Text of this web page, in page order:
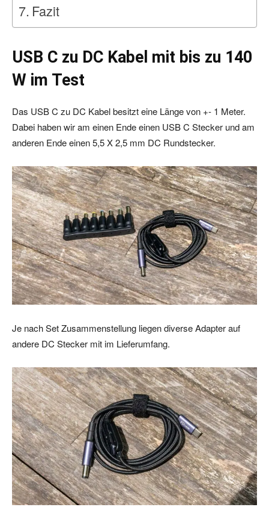
Fazit
USB C zu DC Kabel mit bis zu 140
W im Test
Das USB C zu DC Kabel besitzt eine Länge von +- 1 Meter.
Dabei haben wir am einen Ende einen USB C Stecker und am
anderen Ende einen 5,5 X 2,5 mm DC Rundstecker.
Je nach Set Zusammenstellung liegen diverse Adapter auf
andere DC Stecker mit im Lieferumfang.